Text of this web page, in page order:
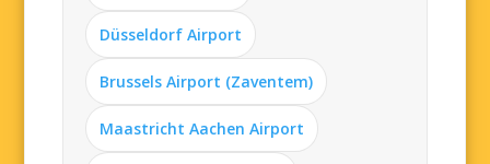
Düsseldorf Airport
Brussels Airport (Zaventem)
Maastricht Aachen Airport